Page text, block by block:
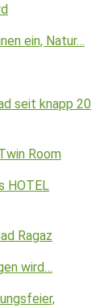
ein, Natur…
seit knapp 20
HOTEL
wird…